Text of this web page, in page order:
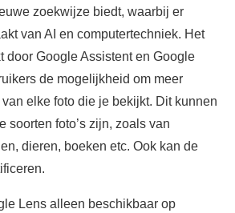
zoekwijze biedt, waarbij er
van AI en computertechniek. Het
door Google Assistent en Google
de mogelijkheid om meer
elke foto die je bekijkt. Dit kunnen
soorten foto’s zijn, zoals van
dieren, boeken etc. Ook kan de
Lens alleen beschikbaar op